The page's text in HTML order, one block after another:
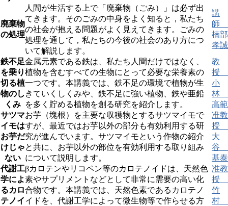
廃棄物
の処理
人間が生活する上で「廃棄物（ごみ）」は必ず出
てきます。そのごみの中身をよく知ると，私たち
の社会が抱える問題がよく見えてきます。ごみの
処理を通して，私たちの今後の社会のあり方につ
いて解説します。
講
師
楠部
孝誠
鉄不足
を乗り
切る植
物のし
くみ
金属元素である鉄は、私たち人間だけではなく、
植物を含むすべての生物にとって必要な栄養素の
一つです。本講義では、鉄不足の環境で植物が生
きていくしくみや、鉄不足に強い植物、鉄や亜鉛
を多く貯める植物を創る研究を紹介します。
教
授
小
林
高範
サツマ
イモは
お芋だ
けじゃ
ない
お芋（塊根）を主要な収穫物とするサツマイモで
すが、最近ではお芋以外の部分も有効利用する研
究が進んでいます。サツマイモという作物の紹介
と共に、お芋以外の部位を有効利用する取り組み
について説明します。
准教
授
大
谷
基泰
代謝工
学によ
るカロ
テノイ
βカロテンやリコペン等のカロテノイドは、天然色
素やサプリメントなどとして非常に需要の高い化
合物です。本講義では、天然色素であるカロテノ
イドを、代謝工学によって微生物等で作らせる方
准教
授
竹
村